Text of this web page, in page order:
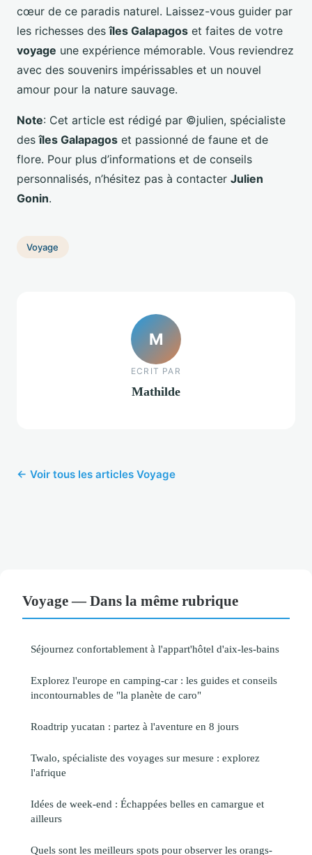
cœur de ce paradis naturel. Laissez-vous guider par
les richesses desîles Galapagos et faites de votre
voyage une expérience mémorable. Vous reviendrez
avec des souvenirs impérissables et un nouvel
amour pour la nature sauvage.
Note: Cet article est rédigé par ©julien, spécialiste
desîles Galapagos et passionné de faune et de
flore. Pour plus d’informations et de conseils
personnalisés, n’hésitez pas à contacter Julien
Gonin.
Voyage
M
ECRIT PAR
Mathilde
← Voir tous les articles Voyage
Voyage — Dans la même rubrique
Séjournez confortablement à l'appart'hôtel d'aix-les-bains
Explorez l'europe en camping-car : les guides et conseils
incontournables de "la planète de caro"
Roadtrip yucatan : partez à l'aventure en 8 jours
Twalo, spécialiste des voyages sur mesure : explorez
l'afrique
Idées de week-end : Échappées belles en camargue et
ailleurs
Quels sont les meilleurs spots pour observer les orangs-